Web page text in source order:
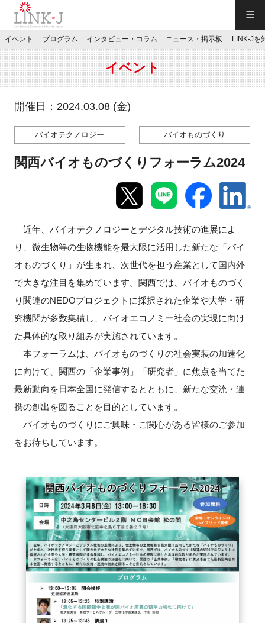
JP／EN
特別会員専用メニュー
マイページ
新規登録
イベント
プログラム
ニュース・掲示板
LINK-Jを知る
施設・アクセス
FAQ
イベントお知らせメール登録
イベント プログラム インタビュー・コラム ニュース・掲示板 LINK-Jを
イベント
開催日：2024.03.08 (金)
バイオテクノロジー バイオものづくり
関西バイオものづくりフォーラム2024
近年、バイオテクノロジーとデジタル技術の進展によ
り、微生物等の生物機能を最大限に活用した新たな「バイ
オものづくり」が生まれ、次世代を担う産業として国内外
で大きな注目を集めています。関西では、バイオものづく
り関連のNEDOプロジェクトに採択された企業や大学・研
究機関が多数集積し、バイオエコノミー社会の実現に向け
た具体的な取り組みが実施されています。
本フォーラムは、バイオものづくりの社会実装の加速化
に向けて、関西の「企業事例」「研究者」に焦点を当てた
最新動向を日本全国に発信するとともに、新たな交流・連
携の創出を図ることを目的としています。
バイオものづくりにご興味・ご関心がある皆様のご参加
をお待ちしています。